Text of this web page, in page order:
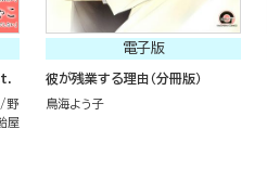
野
屋
電子版
彼が残業する理由（分冊版）
鳥海よう子